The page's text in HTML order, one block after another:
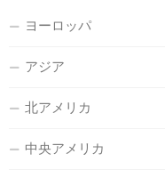
ヨーロッパ
アジア
北アメリカ
中央アメリカ